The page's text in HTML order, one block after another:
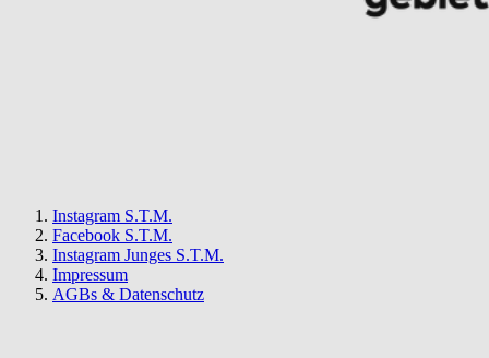
Instagram S.T.M.
Facebook S.T.M.
Instagram Junges S.T.M.
Impressum
AGBs & Datenschutz